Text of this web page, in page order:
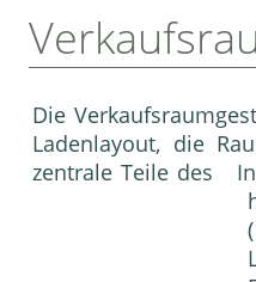
Die
Ladenlay­out, die
zentrale Teile des